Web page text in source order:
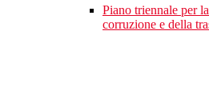
Piano triennale per
corruzione e della